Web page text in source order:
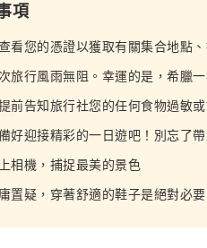
項
看您的憑證以獲取有關集合地點
旅行風雨無阻。幸運的是，希臘
前告知旅行社您的任何食物過敏或
好迎接精彩的一日遊吧！別忘了
相機，捕捉最美的景色
置疑，穿著舒適的鞋子是絕對必要